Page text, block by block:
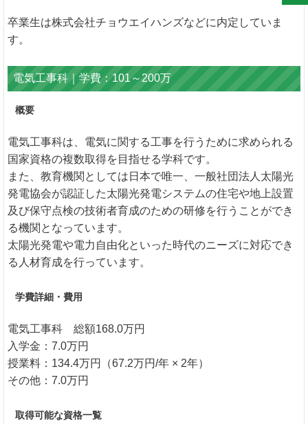
卒業生は株式会社チョウエイハンズなどに内定していま
す。
電気工事科｜学費：101～200万
概要
電気工事科は、電気に関する工事を行うために求められる
国家資格の複数取得を目指せる学科です。
また、教育機関としては日本で唯一、一般社団法人太陽光
発電協会が認証した太陽光発電システムの住宅や地上設置
及び保守点検の技術者育成のための研修を行うことができ
る機関となっています。
太陽光発電や電力自由化といった時代のニーズに対応でき
る人材育成を行っています。
学費詳細・費用
電気工事科 総額168.0万円
入学金：7.0万円
授業料：134.4万円（67.2万円/年 × 2年）
その他：7.0万円
取得可能な資格一覧